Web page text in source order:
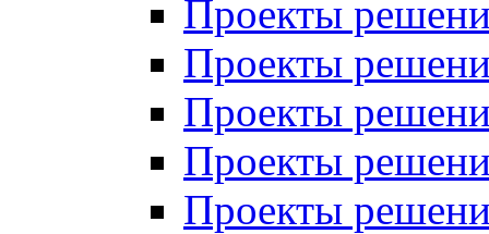
Проекты
Проекты
Проекты
Проекты
Проекты